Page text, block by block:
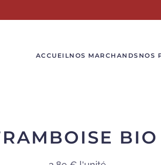
ACCUEILNOS MARCHANDS NOS
BIO